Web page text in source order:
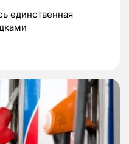
единственная